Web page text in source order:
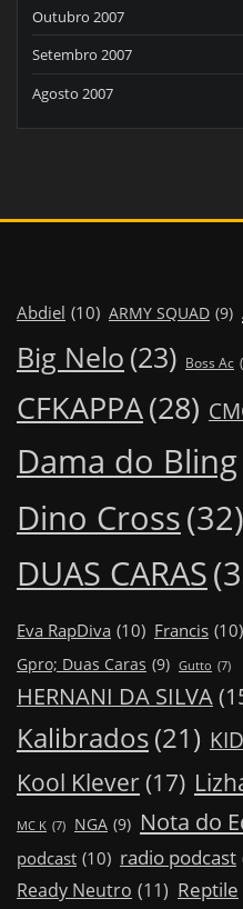
Outubro 2007
Setembro 2007
Agosto 2007
Abdiel (10) ARMY SQUAD (9)
Big Nelo (23) Boss Ac
CFKAPPA(28)
Dama do Bling
Dino Cross(32)
DUAS CARAS
Eva RapDiva (10) Francis (10)
Gpro; Duas Caras (9) Gutto (7)
HERNANI DA SILVA
Kalibrados(21)
Kool Klever (17)
MC K (7) NGA (9) Nota do
podcast (10) radio podcast
Ready Neutro (11) Reptile